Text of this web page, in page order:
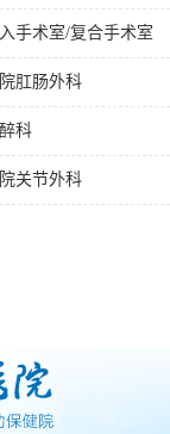
手术室/复合手术室
肛肠外科
科
关节外科